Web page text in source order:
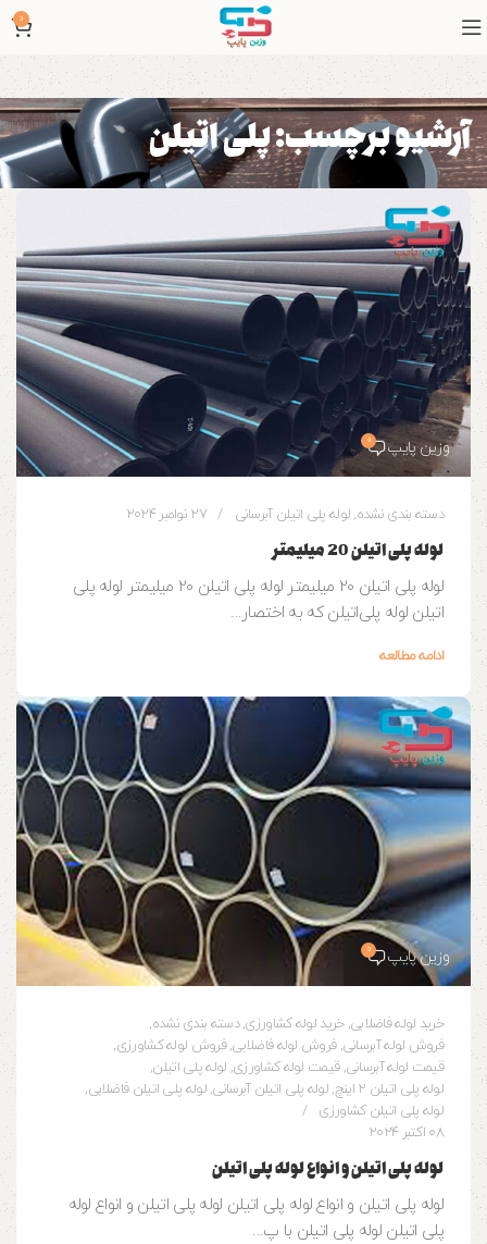
0
آرشیو برچسب: پلی اتیلن
وزین پایپ 0
دسته بندی نشده, لوله پلی اتیلن آبرسانی 27 نوامبر 2024
لوله پلی اتیلن 20 میلیمتر
لوله پلی اتیلن 20 میلیمتر لوله پلی اتیلن 20 میلیمتر لوله پلی
اتیلن لوله‌ پلی‌اتیلن که به اختصار...
ادامه مطالعه
وزین پایپ 0
خرید لوله فاضلابی,خرید لوله کشاورزی,دسته بندی نشده,
فروش لوله آبرسانی,فروش لوله فاضلابی,فروش لوله کشاورزی,
قیمت لوله آبرسانی,قیمت لوله کشاورزی, لوله پلی اتیلن,
لوله پلی اتیلن 2 اینچ
, لوله پلی اتیلن آبرسانی,لوله پلی اتیلن فاضلابی,
لوله پلی اتیلن کشاورزی
08 اکتبر 2024
لوله پلی اتیلن و انواع لوله پلی اتیلن
لوله پلی اتیلن و انواع لوله پلی اتیلن لوله پلی اتیلن و انواع لوله
پلی اتیلن لوله پلی اتیلن با پ...